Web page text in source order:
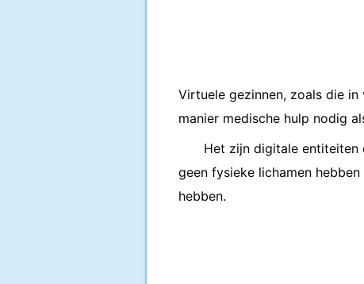
Virtuele gezinnen, zoals die
manier medische hulp nodig
Het zijn digitale entiteiten
geen fysieke lichamen
hebben.